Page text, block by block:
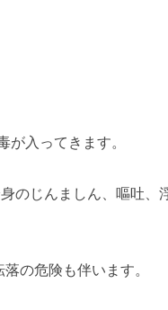
入ってきます。
のじんましん、嘔吐、
の危険も伴います。